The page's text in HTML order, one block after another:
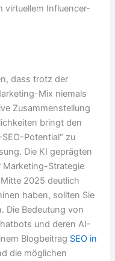
virtuellem Influencer-
dass trotz der
Mix niemals
Zusammenstellung
bringt den
Potential“ zu
Die KI geprägten
Marketing-Strategie
2025 deutlich
haben, sollten Sie
Die Bedeutung von
und deren AI-
Blogbeitrag SEO in
die möglichen